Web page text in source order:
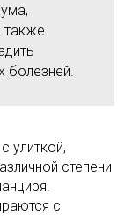
также
болезней.
улиткой,
степени
с